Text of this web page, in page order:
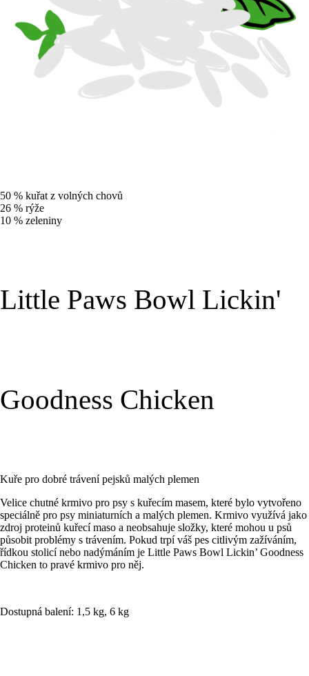
50 % kuřat z volných chovů
26 % rýže
10 % zeleniny
Little Paws Bowl Lickin'
Goodness Chicken
Kuře pro dobré trávení pejsků malých plemen
Velice chutné krmivo pro psy s kuřecím masem, které bylo vytvořeno
speciálně pro psy miniaturních a malých plemen. Krmivo využívá jako
zdroj proteinů kuřecí maso a neobsahuje složky, které mohou u psů
působit problémy s trávením. Pokud trpí váš pes citlivým zažíváním,
řídkou stolicí nebo nadýmáním je Little Paws Bowl Lickin’ Goodness
Chicken to pravé krmivo pro něj.
Dostupná balení: 1,5 kg, 6 kg